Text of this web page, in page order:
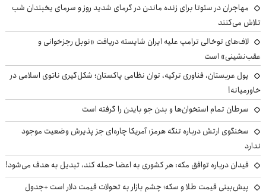
مهاجران در سئوتا برای زنده ماندن در گرمای شدید روز و سرمای یخبندان شب
تلاش می‌کنند
لاف‌های توخالی ترامپ علیه ایران شایسته دریافت «نوبل رجزخوانی و
عقب‌نشینی» است
پول عربستان، فناوری ترکیه، توان نظامی پاکستان؛ شکل‌گیری ناتوی اسلامی در
خاورمیانه!
سرطان تمام استخوان‌ها و بدن جو بایدن را گرفته است
سخنگوی ارتش درباره تنگه هرمز: آمریکا چاره‌ای جز پذیرش وضعیت موجود
ندارد
فیدان درباره توافق مکه: هر کشوری به اعضا حمله کند، تبدیل به هدف می‌شود!
پیش‌بینی قیمت طلا و سکه؛ چشم بازار به تحولات قیمت دلار است +جدول